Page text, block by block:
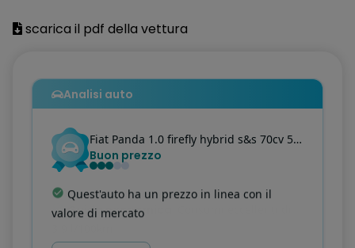
Chiusura centralizzata
Coppe ruota 14" catenabili con pneumatici 175/65 R14
ESC + ASR / MSR, HBA + hill holder
Interni Panda
Kit 5 posti
Kit Fix & Go
scarica il pdf della vettura
Analisi auto
Fiat Panda 1.0 firefly hybrid s&s 70cv 5p.ti
Buon prezzo
Quest'auto ha un prezzo in linea con il
valore di mercato